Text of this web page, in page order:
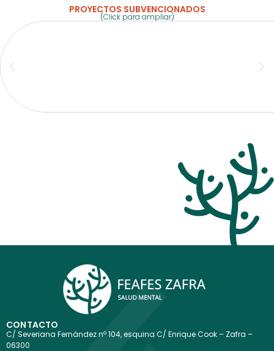
PROYECTOS SUBVENCIONADOS
(Click para ampliar)
CONTACTO
C/ Severiana Fernández nº 104, esquina C/ Enrique Cook – Zafra –
06300